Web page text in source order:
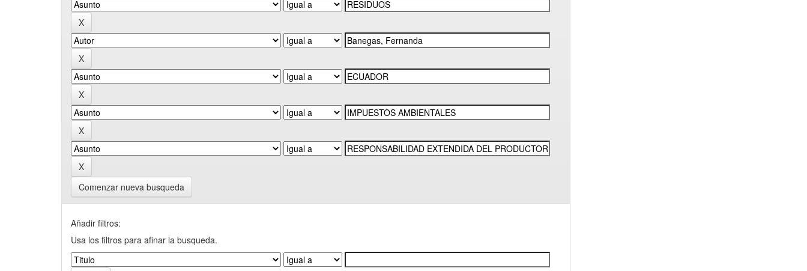
Comenzar nueva busqueda
Añadir filtros:
Usa los filtros para afinar la busqueda.